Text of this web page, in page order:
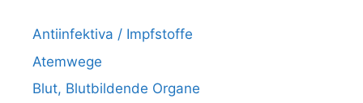
Antiinfektiva / Impfstoffe
Atemwege
Blut, Blutbildende Organe